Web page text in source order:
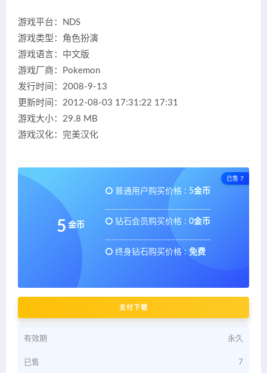
游戏平台：NDS
游戏类型：角色扮演
游戏语言：中文版
游戏厂商：Pokemon
发行时间：2008-9-13
更新时间：2012-08-03 17:31:22 17:31
游戏大小：29.8 MB
游戏汉化：完美汉化
已售 7
5 金币
普通用户购买价格 : 5金币
钻石会员购买价格 : 0金币
终身钻石购买价格 : 免费
支付下载
有效期 永久
已售 7